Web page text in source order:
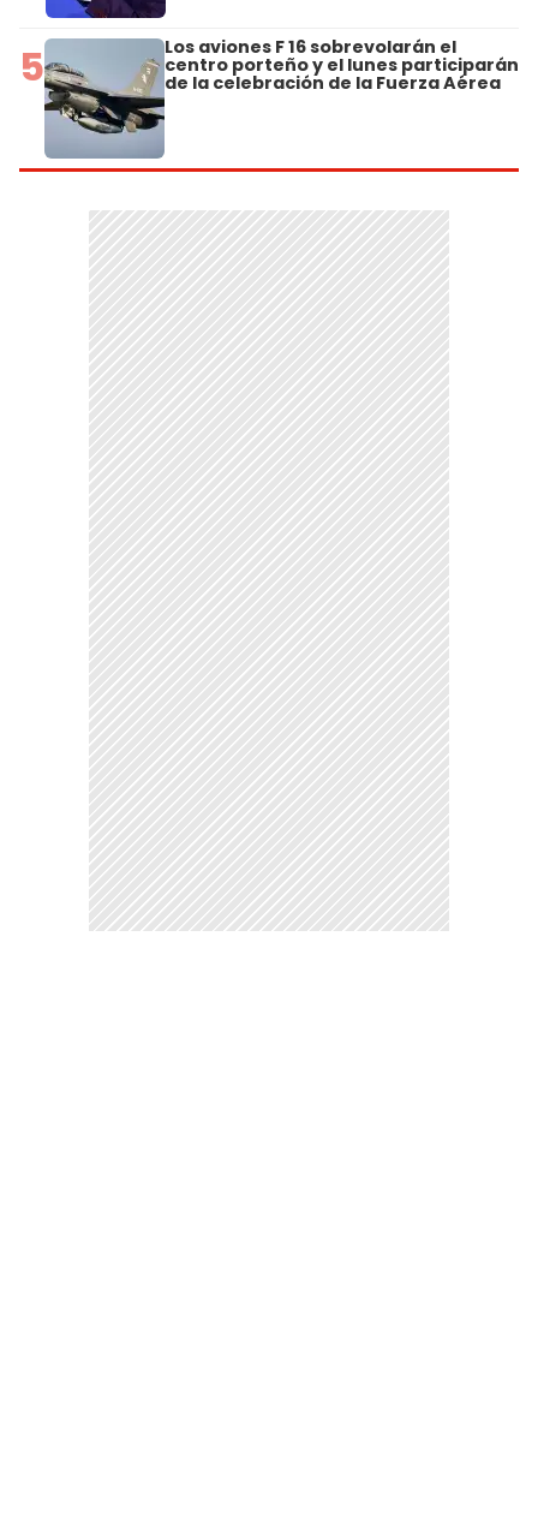
5 Los aviones F 16 sobrevolarán el
centro porteño y el lunes participarán
de la celebración de la Fuerza Aérea